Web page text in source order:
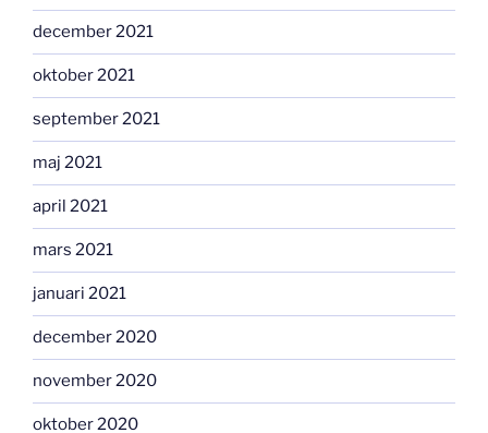
december 2021
oktober 2021
september 2021
maj 2021
april 2021
mars 2021
januari 2021
december 2020
november 2020
oktober 2020